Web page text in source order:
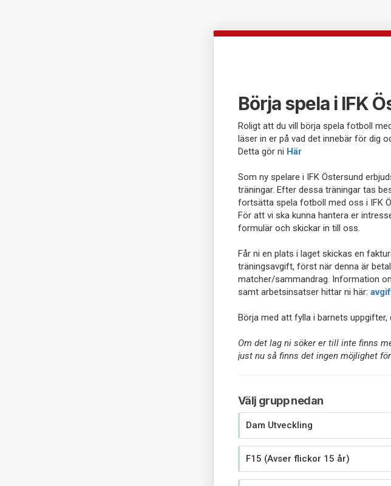
Börja spela i IFK
Roligt att du vill börja spela fotboll
läser in er på vad det innebär för dig
Detta gör ni Här
Som ny spelare i IFK Östersund
träningar. Efter dessa träningar tas
fortsätta spela fotboll med oss i IFK
För att vi ska kunna hantera er
formulär och skickar in till oss.
Får ni en plats i laget skickas en
träningsavgift, först när denna är
matcher/sammandrag. Information
samt arbetsinsatser hittar ni här:
Börja med att fylla i barnets
Om det lag ni söker er till inte finns
just nu så finns det ingen möjlighet
Välj grupp nedan
Dam Utveckling
F15 (Avser flickor 15 år)